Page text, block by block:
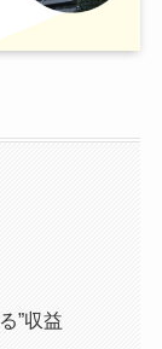
”収益